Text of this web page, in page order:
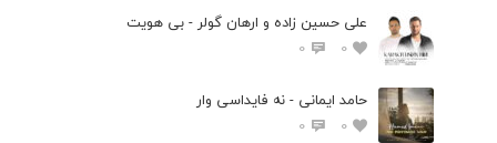
علی حسین زاده و ارهان گولر - بی هویت
0
0
حامد ایمانی - نه فایداسی وار
0
0